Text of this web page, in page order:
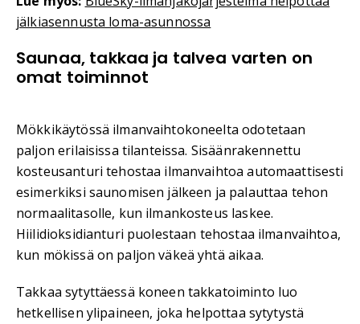
jälkiasennusta loma-asunnossa
Saunaa, takkaa ja talvea varten on
omat toiminnot
Mökkikäytössä ilmanvaihtokoneelta odotetaan
paljon erilaisissa tilanteissa. Sisäänrakennettu
kosteusanturi tehostaa ilmanvaihtoa automaattisesti
esimerkiksi saunomisen jälkeen ja palauttaa tehon
normaalitasolle, kun ilmankosteus laskee.
Hiilidioksidianturi puolestaan tehostaa ilmanvaihtoa,
kun mökissä on paljon väkeä yhtä aikaa.
Takkaa sytyttäessä koneen takkatoiminto luo
hetkellisen ylipaineen, joka helpottaa sytytystä